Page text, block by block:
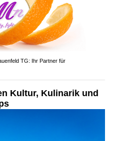
TG: Ihr Partner für
Kultur, Kulinarik und